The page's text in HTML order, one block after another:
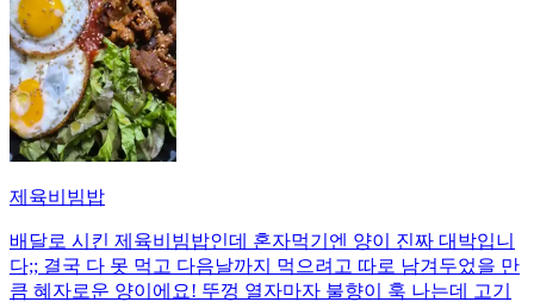
제육비빔밥
배달로 시킨 제육비빔밥인데 혼자먹기엔 양이 진짜 대박입니
다;; 결국 다 못 먹고 다음날까지 먹으려고 따로 남겨두었을 만
큼 혜자로운 양이에요! 뚜껑 열자마자 불향이 훅 나는데 고기